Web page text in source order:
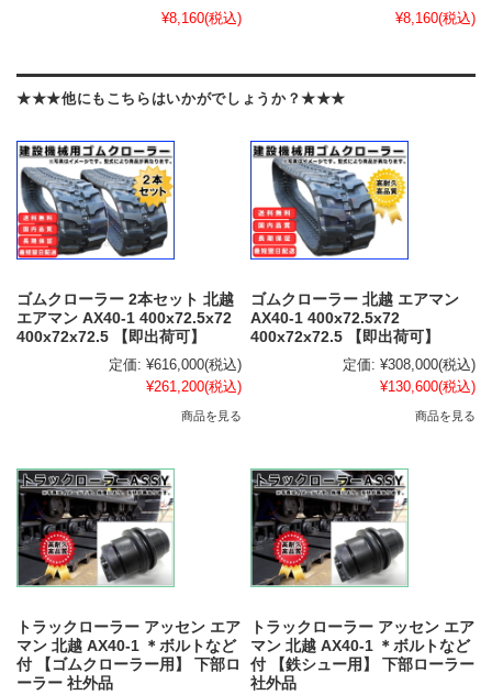
¥8,160(税込)
¥8,160(税込)
★★★他にもこちらはいかがでしょうか？★★★
ゴムクローラー 2本セット 北越
エアマン AX40-1 400x72.5x72
400x72x72.5 【即出荷可】
定価: ¥616,000(税込)
¥261,200(税込)
商品を見る
ゴムクローラー 北越 エアマン
AX40-1 400x72.5x72
400x72x72.5 【即出荷可】
定価: ¥308,000(税込)
¥130,600(税込)
商品を見る
トラックローラー アッセン エア
マン 北越 AX40-1 ＊ボルトなど
付 【ゴムクローラー用】 下部ロ
ーラー 社外品
トラックローラー アッセン エア
マン 北越 AX40-1 ＊ボルトなど
付 【鉄シュー用】 下部ローラー
社外品